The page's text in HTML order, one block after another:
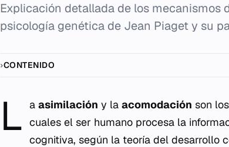
Explicación detallada de los mecanismos
psicología genética de Jean Piaget y su
CONTENIDO
L aasimilación y laacomodación son
cuales el ser humano procesa la
cognitiva, según la teoría del desarrollo